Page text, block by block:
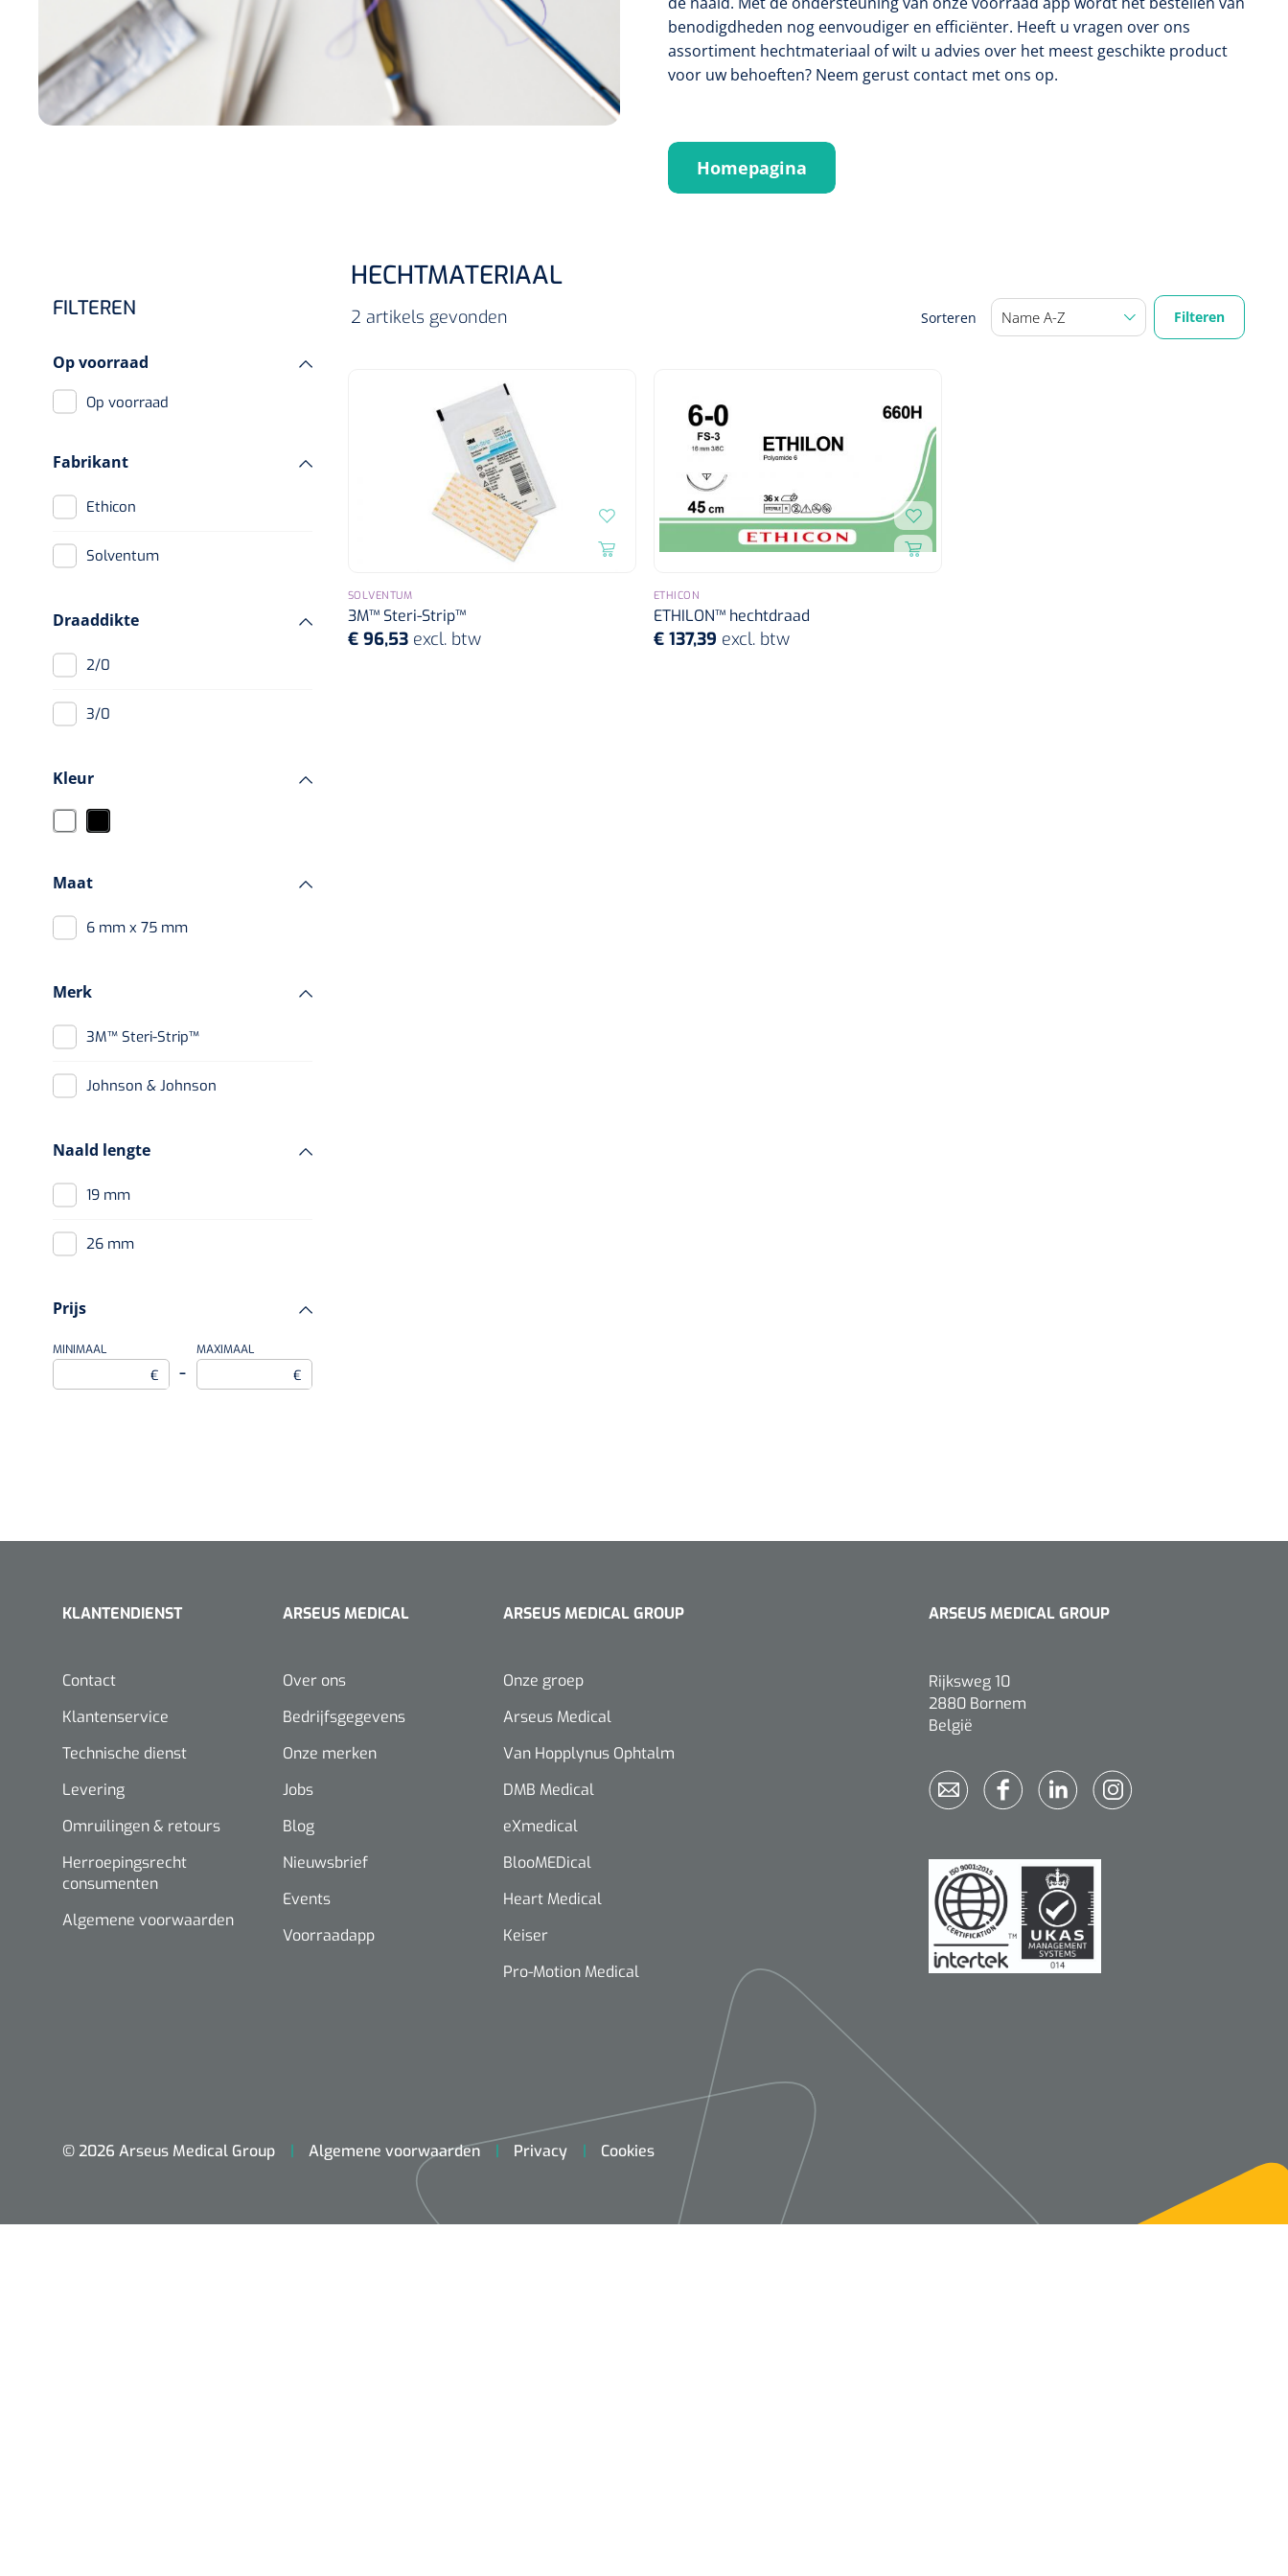
Incontinentiezorg
Injectiemateriaal
Infrastructuur
Instrumenten
benodigdheden nog eenvoudiger en efficiënter. Heeft u vragen over ons
assortiment hechtmateriaal of wilt u advies over het meest geschikte product
voor uw behoeften? Neem gerust contact met ons op.
Homepagina
FILTEREN
Op voorraad
Op voorraad
Fabrikant
Ethicon
Solventum
Draaddikte
2/0
3/0
Kleur
Maat
6 mm x 75 mm
Merk
3M™ Steri-Strip™
Johnson & Johnson
Naald lengte
19 mm
26 mm
Prijs
MINIMAAL
€ –
MAXIMAAL
€
HECHTMATERIAAL
2 artikels gevonden Sorteren Filteren
SOLVENTUM
3M™ Steri-Strip™
€ 96,53 excl. btw
ETHICON
ETHILON™ hechtdraad
€ 137,39 excl. btw
KLANTENDIENST
Contact
Klantenservice
Technische dienst
Levering
Omruilingen & retours
Herroepingsrecht
consumenten
Algemene voorwaarden
ARSEUS MEDICAL
Over ons
Bedrijfsgegevens
Onze merken
Jobs
Blog
Nieuwsbrief
Events
Voorraadapp
ARSEUS MEDICAL GROUP
Onze groep
Arseus Medical
Van Hopplynus Ophtalm
DMB Medical
eXmedical
BlooMEDical
Heart Medical
Keiser
Pro-Motion Medical
ARSEUS MEDICAL GROUP
Rijksweg 10
2880 Bornem
België
© 2026 Arseus Medical Group Algemene voorwaarden Privacy Cookies